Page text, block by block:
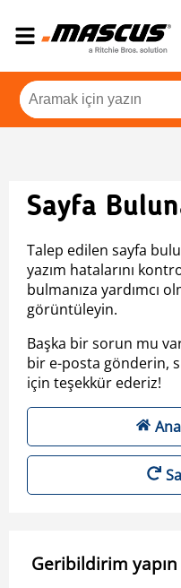
Sayfa
Talep edilen sayfa
yazım hatalarını
bulmanıza yardımcı
görüntüleyin.
Başka bir sorun mu
bir e-posta gönderin,
için teşekkür ederiz!
Geribildirim yapın